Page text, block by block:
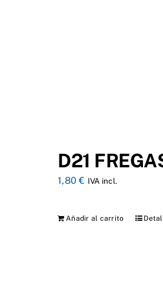
D21
1,80€ IVA incl.
Añadir al carrito